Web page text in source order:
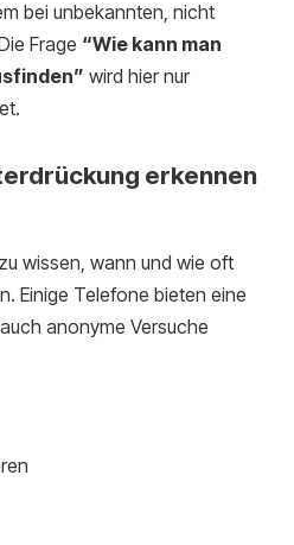
bei unbekannten, nicht
Frage “Wie kann man
wird hier nur
erkennen
wissen, wann und wie oft
Einige Telefone bieten eine
anonyme Versuche